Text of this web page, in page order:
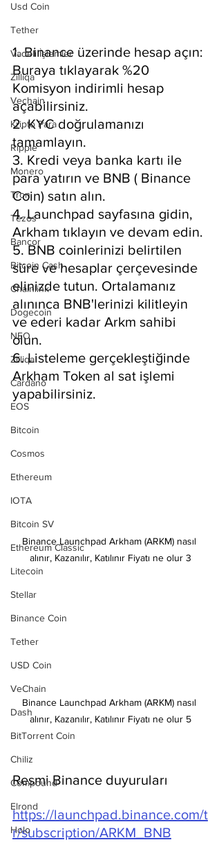
Usd Coin
Tether
Vadeli İşlemler
Zilliqa
Vechain
Kripto Para
Ripple
Monero
Tron
Tezos
Bancor
Bitcoin Cash
Chainlink
Dogecoin
NEO
Zilliqa
Cardano
EOS
Bitcoin
Cosmos
Ethereum
IOTA
Bitcoin SV
Ethereum Classic
Litecoin
Stellar
Binance Coin
Tether
USD Coin
VeChain
Dash
BitTorrent Coin
Chiliz
Compound
Elrond
Holo
1. Binance üzerinde hesap açın:
Buraya tıklayarak %20
Komisyon indirimli hesap
açabilirsiniz.
2. KYC doğrulamanızı
tamamlayın.
3. Kredi veya banka kartı ile
para yatırın ve BNB ( Binance
Coin) satın alın.
4. Launchpad sayfasına gidin,
Arkham tıklayın ve devam edin.
5. BNB coinlerinizi belirtilen
süre ve hesaplar çerçevesinde
elinizde tutun. Ortalamanız
alınınca BNB'lerinizi kilitleyin
ve ederi kadar Arkm sahibi
olun.
6. Listeleme gerçekleştiğinde
Arkham Token al sat işlemi
yapabilirsiniz.
Binance Launchpad Arkham (ARKM) nasıl
alınır, Kazanılır, Katılınır Fiyatı ne olur 3
Binance Launchpad Arkham (ARKM) nasıl
alınır, Kazanılır, Katılınır Fiyatı ne olur 5
Resmi Binance duyuruları
https://launchpad.binance.com/t
r/subscription/ARKM_BNB